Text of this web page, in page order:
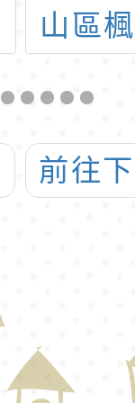
山區
招
前往